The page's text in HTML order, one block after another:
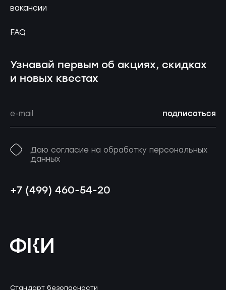
вакансии
FAQ
Узнавай первым об акциях, скидках
и новых квестах
подписаться
Даю согласие на обработку персональных
данных
+7 (499) 460-54-20
Стандарт безопасности